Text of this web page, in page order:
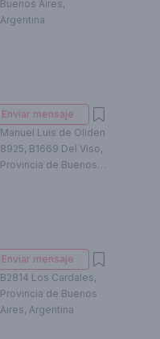
Buenos Aires,
Argentina
Enviar mensaje
Manuel Luis de Oliden
8925, B1669 Del Viso,
Provincia de Buenos
Enviar mensaje
B2814 Los Cardales,
Provincia de Buenos
Aires, Argentina